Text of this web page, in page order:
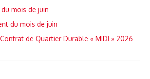
mois de juin
du mois de juin
de Quartier Durable « MIDI » 2026